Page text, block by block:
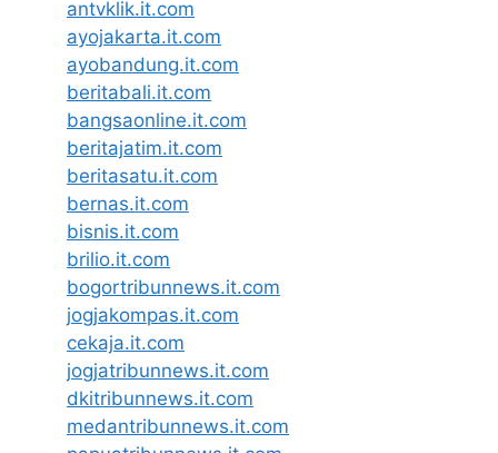
antvklik.it.com
ayojakarta.it.com
ayobandung.it.com
beritabali.it.com
bangsaonline.it.com
beritajatim.it.com
beritasatu.it.com
bernas.it.com
bisnis.it.com
brilio.it.com
bogortribunnews.it.com
jogjakompas.it.com
cekaja.it.com
jogjatribunnews.it.com
dkitribunnews.it.com
medantribunnews.it.com